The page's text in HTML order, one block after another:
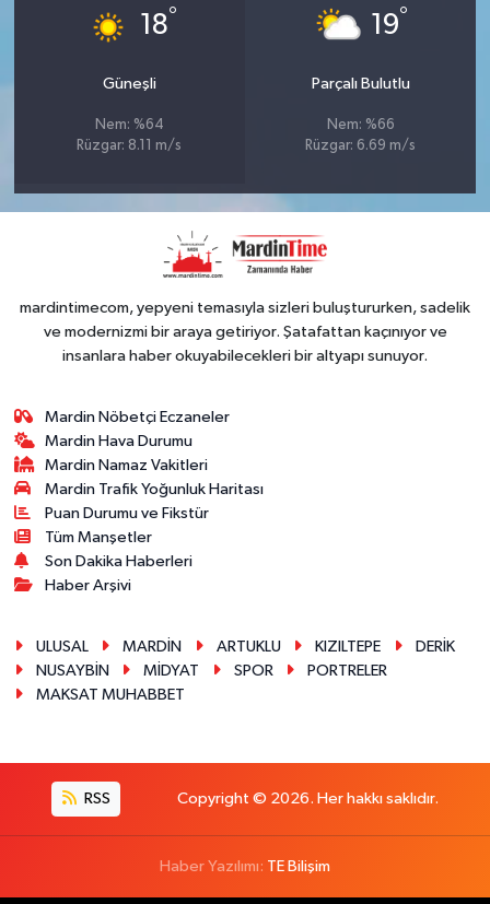
18°
Güneşli
Nem: %64
Rüzgar: 8.11 m/s
19°
Parçalı Bulutlu
Nem: %66
Rüzgar: 6.69 m/s
mardintimecom, yepyeni temasıyla sizleri buluştururken, sadelik
ve modernizmi bir araya getiriyor. Şatafattan kaçınıyor ve
insanlara haber okuyabilecekleri bir altyapı sunuyor.
Mardin Nöbetçi Eczaneler
Mardin Hava Durumu
Mardin Namaz Vakitleri
Mardin Trafik Yoğunluk Haritası
Puan Durumu ve Fikstür
Tüm Manşetler
Son Dakika Haberleri
Haber Arşivi
ULUSAL MARDİN ARTUKLU KIZILTEPE
DERİK
NUSAYBİN
MİDYAT SPOR
PORTRELER
MAKSAT MUHABBET
RSS Copyright © 2026. Her hakkı saklıdır.
Haber Yazılımı: TE Bilişim